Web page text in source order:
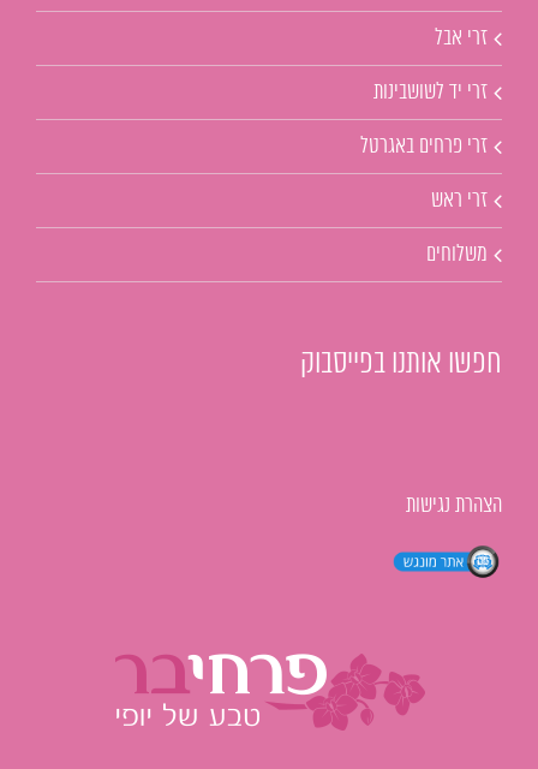
זרי אבל
זרי יד לשושבינות
זרי פרחים באגרטל
זרי ראש
משלוחים
חפשו אותנו בפייסבוק
הצהרת נגישות